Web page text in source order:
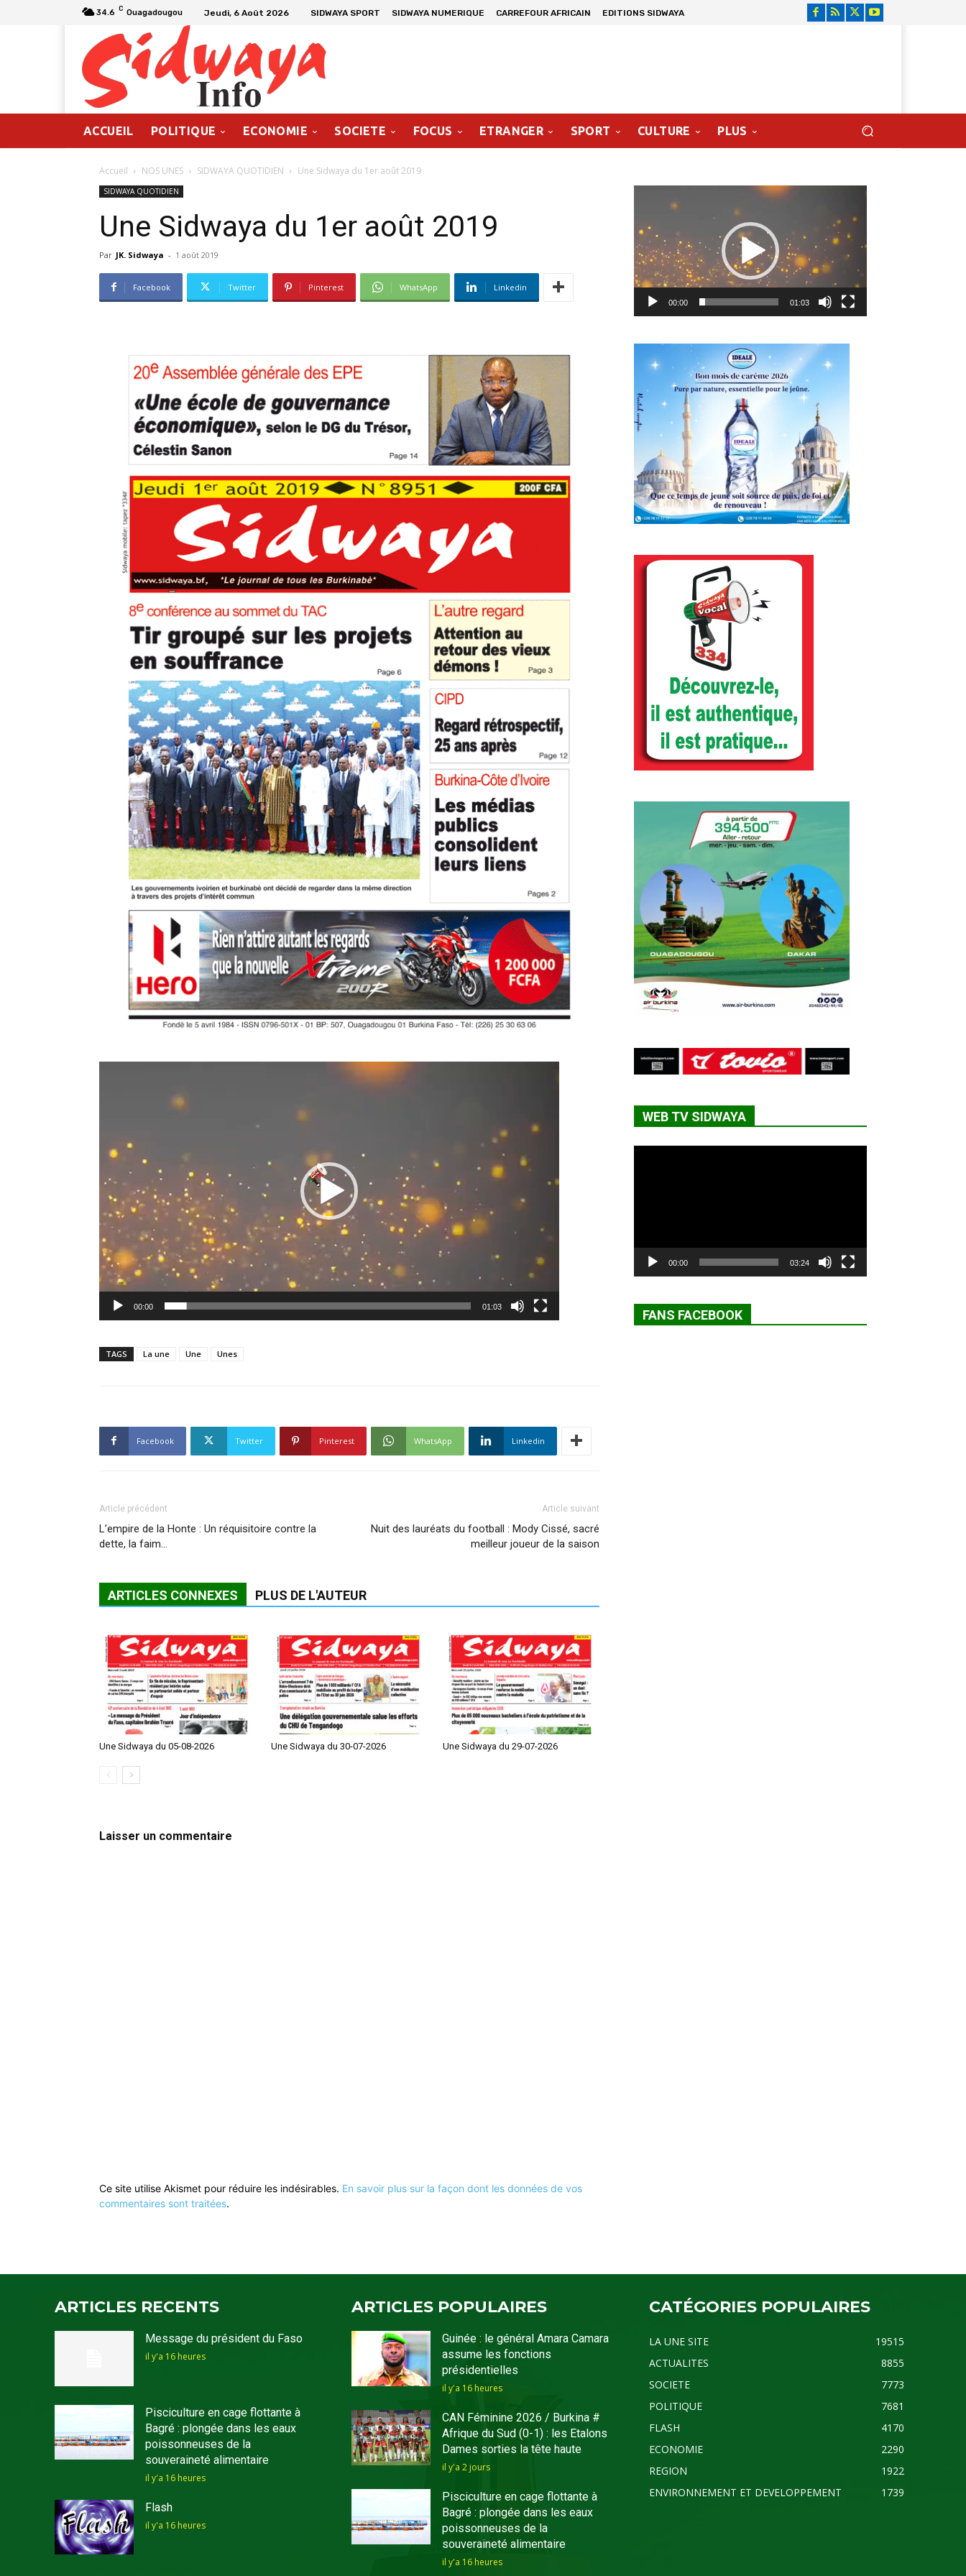
34.6 C Ouagadougou Jeudi, 6 Août 2026 SIDWAYA SPORT SIDWAYA NUMERIQUE CARREFOUR AFRICAIN EDITIONS SIDWAYA
ACCUEIL POLITIQUE ECONOMIE SOCIETE FOCUS ETRANGER SPORT CULTURE PLUS
Accueil NOS UNES SIDWAYA QUOTIDIEN Une Sidwaya du 1er août 2019
SIDWAYA QUOTIDIEN
Une Sidwaya du 1er août 2019
Par JK. Sidwaya - 1 août 2019
Facebook Twitter Pinterest WhatsApp Linkedin
Lecteur
00:00 01:03
TAGS La une Une Unes
Facebook Twitter Pinterest WhatsApp Linkedin
Article précédent
L’empire de la Honte : Un réquisitoire contre la
dette, la faim…
Article suivant
Nuit des lauréats du football : Mody Cissé, sacré
meilleur joueur de la saison
ARTICLES CONNEXES PLUS DE L'AUTEUR
Une Sidwaya du 05-08-2026 Une Sidwaya du 30-07-2026 Une Sidwaya du 29-07-2026
Laisser un commentaire
Ce site utilise Akismet pour réduire les indésirables. En savoir plus sur la façon dont les données de vos
commentaires sont traitées.
00:00 01:03
WEB TV SIDWAYA
00:00 03:24
FANS FACEBOOK
ARTICLES RECENTS
Message du président du Faso
il y'a 16 heures
Pisciculture en cage flottante à
Bagré : plongée dans les eaux
poissonneuses de la
souveraineté alimentaire
il y'a 16 heures
Flash
il y'a 16 heures
ARTICLES POPULAIRES
Guinée : le général Amara Camara
assume les fonctions
présidentielles
il y'a 16 heures
CAN Féminine 2026 / Burkina #
Afrique du Sud (0-1) : les Etalons
Dames sorties la tête haute
il y'a 2 jours
Pisciculture en cage flottante à
Bagré : plongée dans les eaux
poissonneuses de la
souveraineté alimentaire
il y'a 16 heures
CATÉGORIES POPULAIRES
LA UNE SITE
19515
ACTUALITES
8855
SOCIETE
7773
POLITIQUE
7681
FLASH
4170
ECONOMIE
2290
REGION
1922
ENVIRONNEMENT ET DEVELOPPEMENT
1739